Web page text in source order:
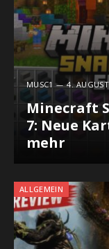
MUSC1 4.
Minecraft
7: Neue
mehr
ALLGEMEIN